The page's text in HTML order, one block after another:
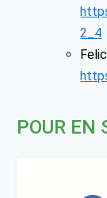
2_4
POUR EN